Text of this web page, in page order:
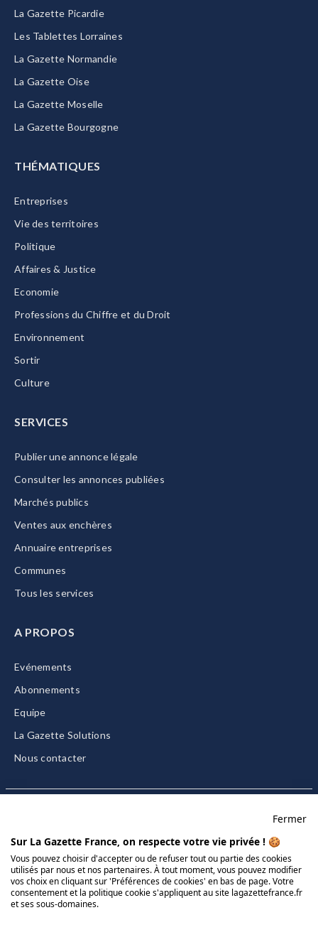
La Gazette Picardie
Les Tablettes Lorraines
La Gazette Normandie
La Gazette Oise
La Gazette Moselle
La Gazette Bourgogne
THÉMATIQUES
Entreprises
Vie des territoires
Politique
Affaires & Justice
Economie
Professions du Chiffre et du Droit
Environnement
Sortir
Culture
SERVICES
Publier une annonce légale
Consulter les annonces publiées
Marchés publics
Ventes aux enchères
Annuaire entreprises
Communes
Tous les services
A PROPOS
Evénements
Abonnements
Equipe
La Gazette Solutions
Nous contacter
CGU/CGV
Données personnelles
Charte sur les cookies
Fermer
Sur La Gazette France, on respecte votre vie privée ! 🍪
Vous pouvez choisir d'accepter ou de refuser tout ou partie des cookies
utilisés par nous et nos partenaires. À tout moment, vous pouvez modifier
vos choix en cliquant sur 'Préférences de cookies' en bas de page. Votre
consentement et la politique cookie s'appliquent au site lagazettefrance.fr
et ses sous-domaines.